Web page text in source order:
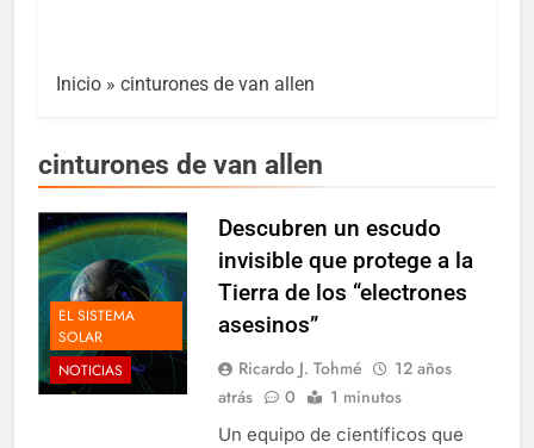
Inicio » cinturones de van allen
cinturones de van allen
EL SISTEMA
SOLAR
NOTICIAS
Descubren un escudo
invisible que protege a la
Tierra de los “electrones
asesinos”
Ricardo J. Tohmé
12 años
atrás
0 1 minutos
Un equipo de científicos que